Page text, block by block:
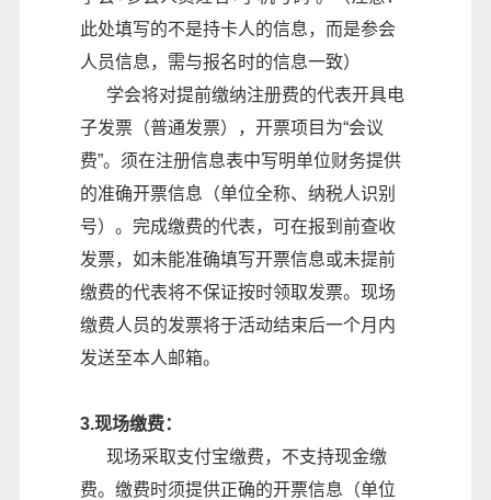
此处填写的不是持卡人的信息，而是参会
人员信息，需与报名时的信息一致）
学会将对提前缴纳注册费的代表开具电
子发票（普通发票），开票项目为“会议
费”。须在注册信息表中写明单位财务提供
的准确开票信息（单位全称、纳税人识别
号）。完成缴费的代表，可在报到前查收
发票，如未能准确填写开票信息或未提前
缴费的代表将不保证按时领取发票。现场
缴费人员的发票将于活动结束后一个月内
发送至本人邮箱。
3.现场缴费：
现场采取支付宝缴费，不支持现金缴
费。缴费时须提供正确的开票信息（单位